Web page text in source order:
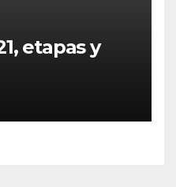
etapas y